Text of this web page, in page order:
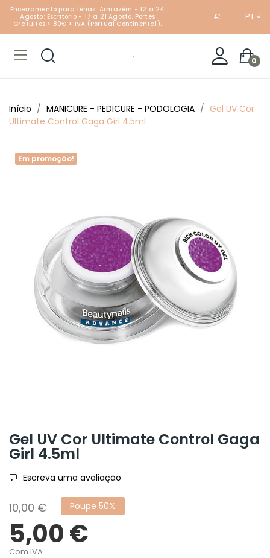
Encerramento para férias: Armazém - 12 a 24
Agosto; Escritório - 17 a 21 Agosto. Portes
Gratuitos > 80€ + IVA (Portual Continental).
€ PT
0
Início MANICURE - PEDICURE - PODOLOGIA
Gel UV Cor
Ultimate Control Gaga Girl 4.5ml
Em promoção!
Gel UV Cor Ultimate Control Gaga
Girl 4.5ml
Escreva uma avaliação
10,00 € Poupe 50%
5,00 €
Com IVA